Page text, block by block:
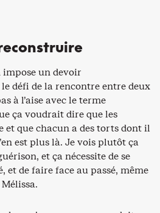
impose un devoir
défi de la rencontre entre deux
à l’aise avec le terme
ça voudrait dire que les
et que chacun a des torts dont il
est plus là. Je vois plutôt ça
et ça nécessite de se
et de faire face au passé, même